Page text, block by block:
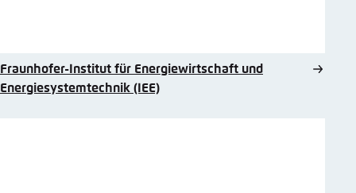
Fraunhofer-Institut für Energiewirtschaft und
Energiesystemtechnik (IEE)